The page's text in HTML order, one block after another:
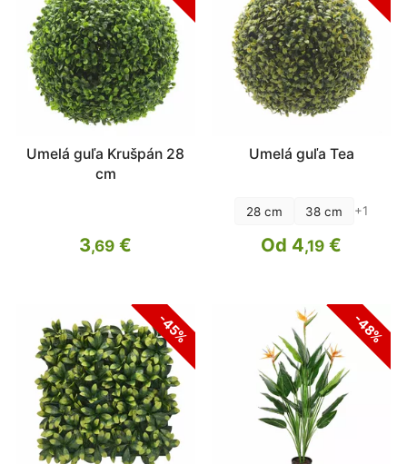
Umelá guľa Krušpán 28
cm
3,69 €
Umelá guľa Tea
28 cm 38 cm +1
Od 4,19 €
-45% -48%